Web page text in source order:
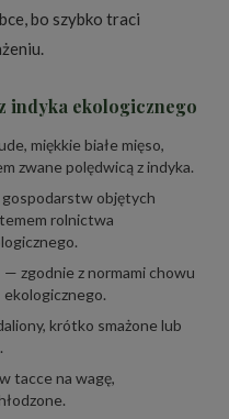
bo szybko traci
indyka ekologicznego
miękkie białe mięso,
zwane polędwicą z indyka.
objętych
rolnictwa
— zgodnie z normami chowu
ekologicznego.
krótko smażone lub
tacce na wagę,